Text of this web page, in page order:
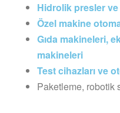
Hidrolik presler
Özel makine
Gıda makineleri,
makineleri
Test cihazları ve
Paketleme, robotik